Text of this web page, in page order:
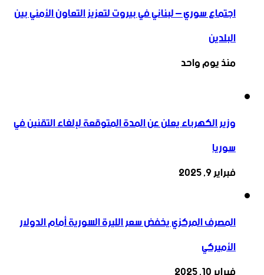
اجتماع سوري – لبناني في بيروت لتعزيز التعاون ‏الأمني ‏بين
البلدين
منذ يوم واحد
وزير الكهرباء يعلن عن المدة المتوقعة لإلغاء التقنين في
سوريا
فبراير 9, 2025
المصرف المركزي يخفض سعر الليرة السورية أمام الدولار
الأميركي